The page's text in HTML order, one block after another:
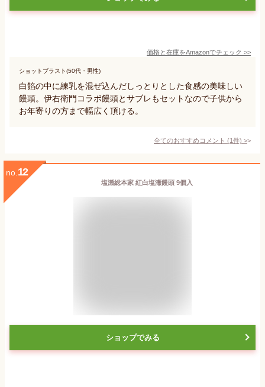
価格と在庫をAmazonでチェック >>
ショットブラスト(50代・男性)
白餡の中に練乳を混ぜ込んだしっとりとした食感の美味しい
饅頭。伊右衛門コラボ饅頭とサブレもセットなので子供から
お年寄りの方まで幅広く頂ける。
全てのおすすめコメント (1件) >
no. 12
塩瀬総本家 紅白塩瀬饅頭 9個入
ショップでみる